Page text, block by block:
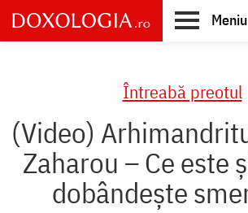
Skip
to
main
Meniu
Întreabă preotul
(Video)
Zaharou – Ce este
dobândește